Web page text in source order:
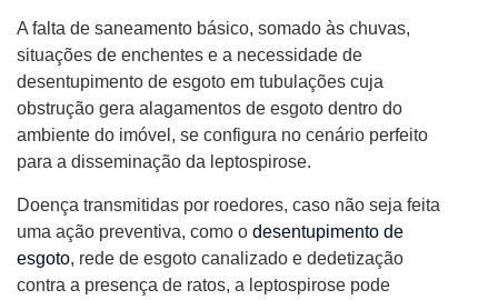
A falta de saneamento básico, somado às chuvas,
situações de enchentes e a necessidade de
desentupimento de esgoto em tubulações cuja
obstrução gera alagamentos de esgoto dentro do
ambiente do imóvel, se configura no cenário perfeito
para a disseminação da leptospirose.
Doença transmitidas por roedores, caso não seja feita
uma ação preventiva, como o desentupimento de
esgoto, rede de esgoto canalizado e dedetização
contra a presença de ratos, a leptospirose pode